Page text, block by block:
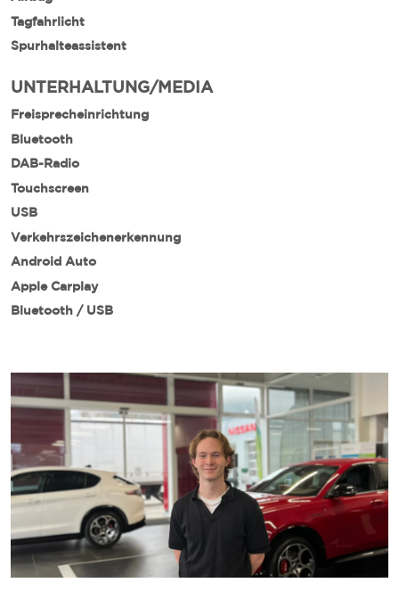
Tagfahrlicht
Spurhalteassistent
UNTERHALTUNG/MEDIA
Freisprecheinrichtung
Bluetooth
DAB-Radio
Touchscreen
USB
Verkehrszeichenerkennung
Android Auto
Apple Carplay
Bluetooth / USB